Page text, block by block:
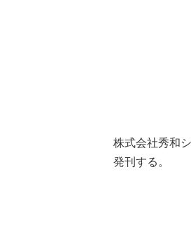
株式会社秀和
発刊する。